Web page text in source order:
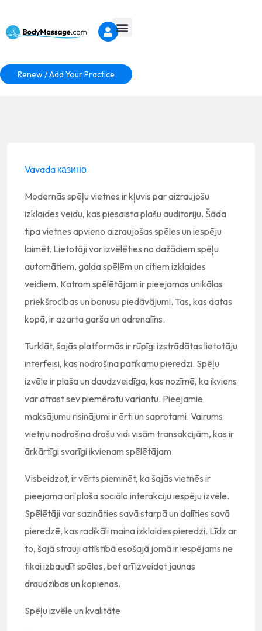
Renew / Add Your Practice
Vavada казино
Modernās spēļu vietnes ir kļuvis par aizraujošu
izklaides veidu, kas piesaista plašu auditoriju. Šāda
tipa vietnes apvieno aizraujošas spēles un iespēju
laimēt. Lietotāji var izvēlēties no dažādiem spēļu
automātiem, galda spēlēm un citiem izklaides
veidiem. Katram spēlētājam ir pieejamas unikālas
priekšrocības un bonusu piedāvājumi. Tas, kas datas
kopā, ir azarta garša un adrenalīns.
Turklāt, šajās platformās ir rūpīgi izstrādātas lietotāju
interfeisi, kas nodrošina patīkamu pieredzi. Spēļu
izvēle ir plaša un daudzveidīga, kas nozīmē, ka ikviens
var atrast sev piemērotu variantu. Pieejamie
maksājumu risinājumi ir ērti un saprotami. Vairums
vietņu nodrošina drošu vidi visām transakcijām, kas ir
ārkārtīgi svarīgi ikvienam spēlētājam.
Visbeidzot, ir vērts pieminēt, ka šajās vietnēs ir
pieejama arī plaša sociālo interakciju iespēju izvēle.
Spēlētāji var sazināties savā starpā un dalīties savā
pieredzē, kas radikāli maina izklaides pieredzi. Līdz ar
to, šajā strauji attīstībā esošajā jomā ir iespējams ne
tikai izbaudīt spēles, bet arī izveidot jaunas
draudzības un kopienas.
Spēļu izvēle un kvalitāte